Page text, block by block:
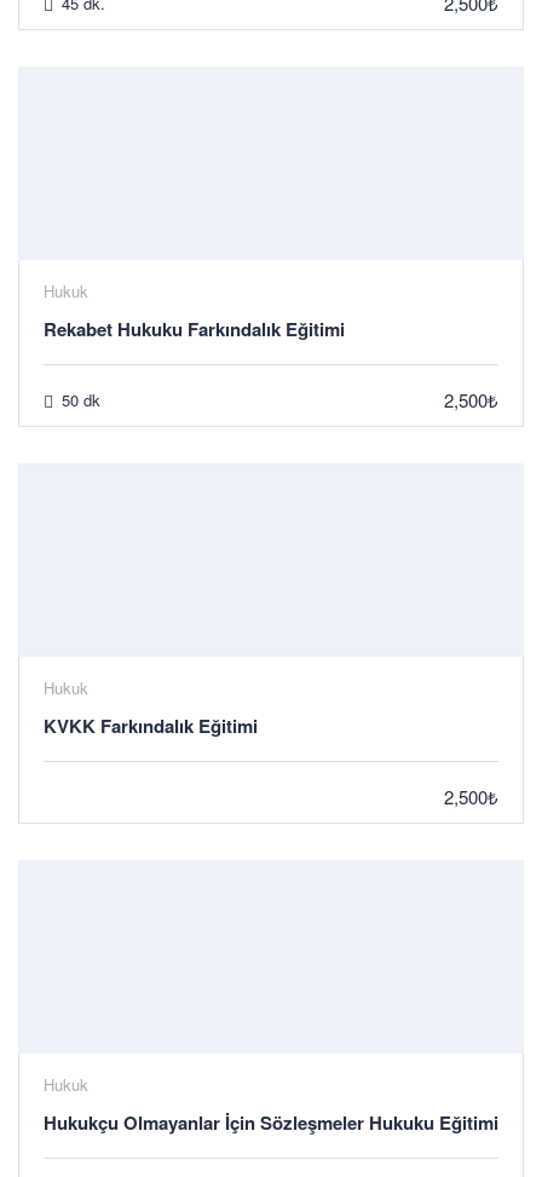
Hukuk
Rekabet Hukuku Farkındalık Eğitimi
50 dk 2,500₺
Hukuk
KVKK Farkındalık Eğitimi
2,500₺
Hukuk
Hukukçu Olmayanlar İçin Sözleşmeler Hukuku Eğitimi